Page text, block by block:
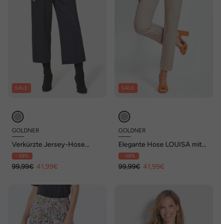
SALE
GOLDNER
Verkürzte Jersey-Hose
VERA mit Biesen
- 58%
99,99€ 41,99€
SALE
GOLDNER
Elegante Hose LOUISA mit
Muster
- 58%
99,99€ 41,99€